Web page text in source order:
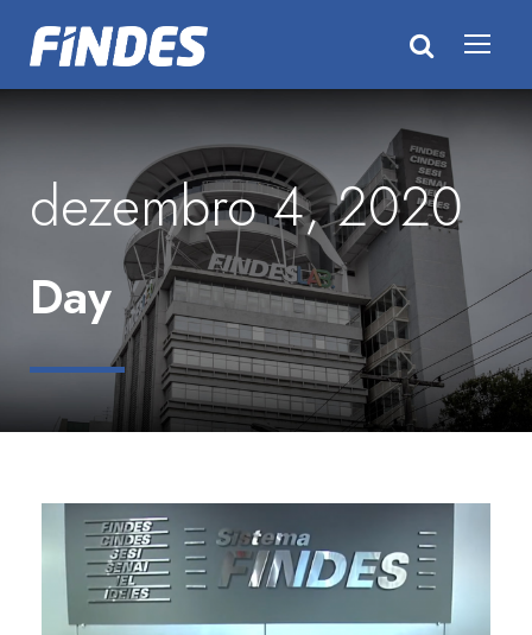
dezembro 4, 2020
Day